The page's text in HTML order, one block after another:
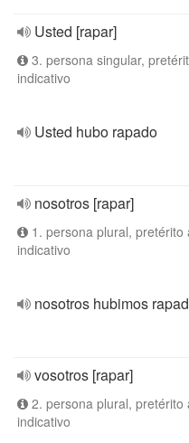
Usted [rapar]
3. persona singular,
indicativo
Usted hubo rapado
nosotros [rapar]
1. persona plural, pretérito
indicativo
nosotros hubimos
vosotros [rapar]
2. persona plural, pretérito
indicativo